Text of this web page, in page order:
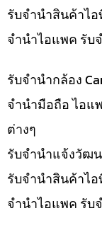
รับจำนำสินค้าไ
จำนำไอแพค รับ
รับจำนำกล้อง
จำนำมือถือ ไอแ
ต่างๆ
รับจํานําแจ้งวัฒน
รับจำนำสินค้าไ
จำนำไอแพค รับ